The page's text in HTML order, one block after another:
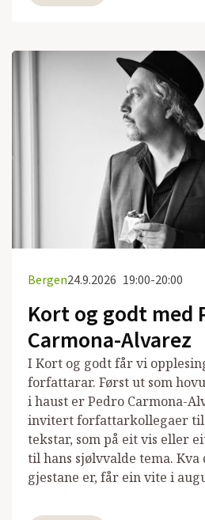
Bergen24.9.2026 19:00-20:00
Kort og godt med
Carmona-Alvarez
I Kort og godt får vi
forfattarar. Først ut som
i haust er Pedro Carmona-
invitert forfattarkollegaer til
tekstar, som på eit vis eller
til hans sjølvvalde tema.
gjestane er, får ein vite i